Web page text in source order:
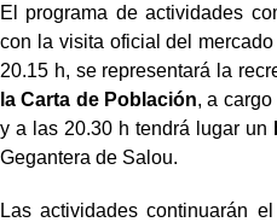
El programa de actividades
con la visita oficial del
20.15 h, se representará la
la Carta de Población, a
y a las 20.30 h tendrá lugar un
Gegantera de Salou.
Las actividades continuarán